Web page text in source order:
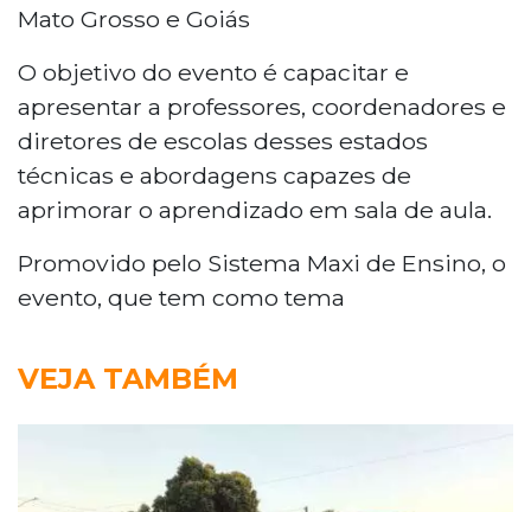
Mato Grosso e Goiás
O objetivo do evento é capacitar e
apresentar a professores, coordenadores e
diretores de escolas desses estados
técnicas e abordagens capazes de
aprimorar o aprendizado em sala de aula.
Promovido pelo Sistema Maxi de Ensino, o
evento, que tem como tema
VEJA TAMBÉM